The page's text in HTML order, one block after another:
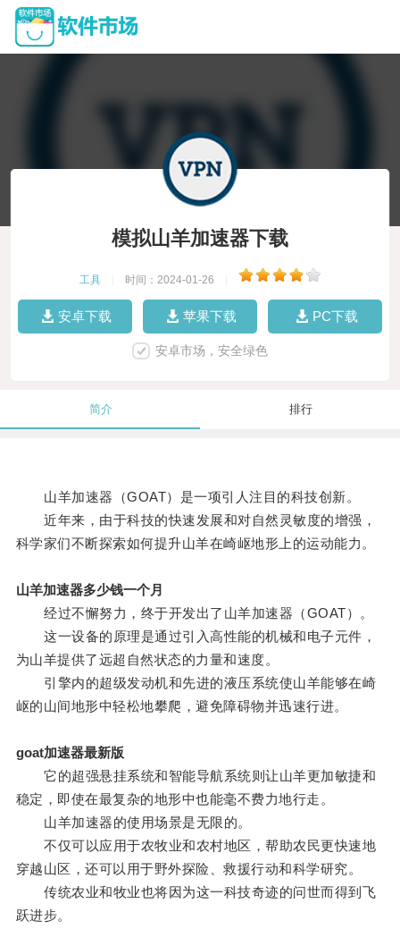
模拟山羊加速器下载
工具 时间：2024-01-26
安卓下载 苹果下载 PC下载
安卓市场，安全绿色
简介 排行
山羊加速器（GOAT）是一项引人注目的科技创新。
近年来，由于科技的快速发展和对自然灵敏度的增强，
科学家们不断探索如何提升山羊在崎岖地形上的运动能力。
山羊加速器多少钱一个月
经过不懈努力，终于开发出了山羊加速器（GOAT）。
这一设备的原理是通过引入高性能的机械和电子元件，
为山羊提供了远超自然状态的力量和速度。
引擎内的超级发动机和先进的液压系统使山羊能够在崎
岖的山间地形中轻松地攀爬，避免障碍物并迅速行进。
goat加速器最新版
它的超强悬挂系统和智能导航系统则让山羊更加敏捷和
稳定，即使在最复杂的地形中也能毫不费力地行走。
山羊加速器的使用场景是无限的。
不仅可以应用于农牧业和农村地区，帮助农民更快速地
穿越山区，还可以用于野外探险、救援行动和科学研究。
传统农业和牧业也将因为这一科技奇迹的问世而得到飞
跃进步。